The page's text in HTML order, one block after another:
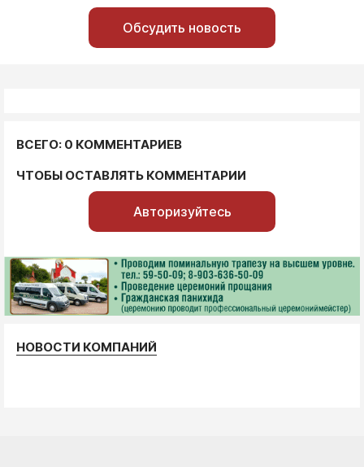
Обсудить новость
ВСЕГО: 0 КОММЕНТАРИЕВ
ЧТОБЫ ОСТАВЛЯТЬ КОММЕНТАРИИ
Авторизуйтесь
НОВОСТИ КОМПАНИЙ